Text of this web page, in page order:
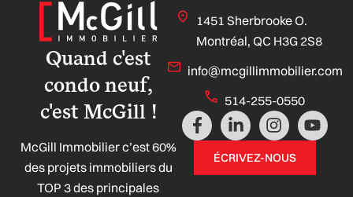
Quand c'est
condo neuf,
c'est McGill !
McGill Immobilier c’est 60%
des projets immobiliers du
TOP 3 des principales
1451 Sherbrooke O.
Montréal, QC H3G 2S8
info@mcgillimmobilier.com
514-255-0550
F
a
L
i
n
k
I
n
s
t
Y
o
ÉCRIVEZ-NOUS